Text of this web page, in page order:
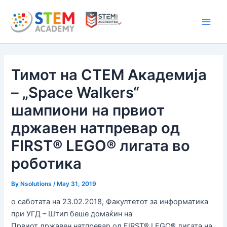
content
Тимот на СТЕМ Академија
– „Space Walkers“
шампиони на првиот
државен натпревар од
FIRST® LEGO® лигата во
роботика
By Nsolutions/ May 31, 2019
о саботата на 23.02.2018, Факултетот за информатика
при УГД – Штип беше домаќин на